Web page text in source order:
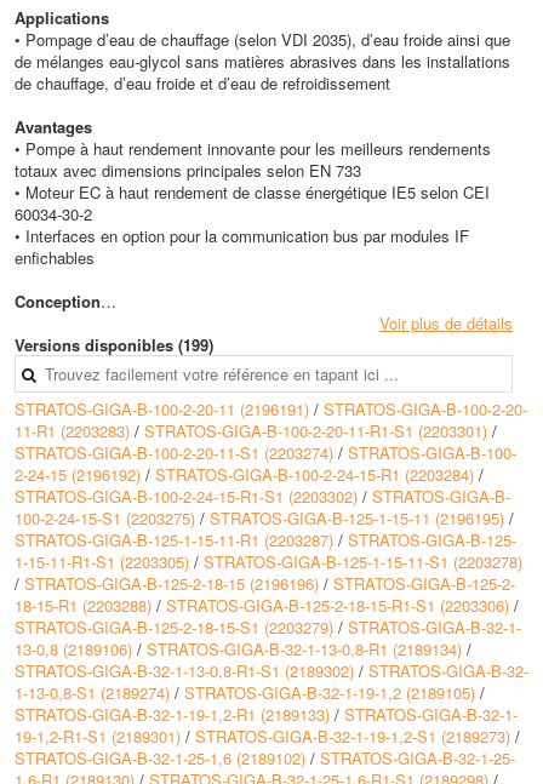
Applications
• Pompage d’eau de chauffage (selon VDI 2035), d’eau froide ainsi que
de mélanges eau-glycol sans matières abrasives dans les installations
de chauffage, d’eau froide et d’eau de refroidissement
Avantages
• Pompe à haut rendement innovante pour les meilleurs rendements
totaux avec dimensions principales selon EN 733
• Moteur EC à haut rendement de classe énergétique IE5 selon CEI
60034-30-2
• Interfaces en option pour la communication bus par modules IF
enfichables
Conception
• Pompe monobloc à haut rendement avec moteur EC et adaptation
électronique des performances, construction à moteur ventilé
• Exécution en tant que pompe monocellulaire basse pression avec
raccord à bride et garniture mécanique
Caractéristiques techniques
• Pression de service max. : 16 bars
• Hauteur max (HMT) : 80 m
• Débit max : 340 m3/h
Voir plus de détails
Versions disponibles (199)
STRATOS-GIGA-B-100-2-20-11 (2196191) / STRATOS-GIGA-B-100-2-20-
11-R1 (2203283) / STRATOS-GIGA-B-100-2-20-11-R1-S1 (2203301) /
STRATOS-GIGA-B-100-2-20-11-S1 (2203274) / STRATOS-GIGA-B-100-
2-24-15 (2196192) / STRATOS-GIGA-B-100-2-24-15-R1 (2203284) /
STRATOS-GIGA-B-100-2-24-15-R1-S1 (2203302) / STRATOS-GIGA-B-
100-2-24-15-S1 (2203275) / STRATOS-GIGA-B-125-1-15-11 (2196195) /
STRATOS-GIGA-B-125-1-15-11-R1 (2203287) / STRATOS-GIGA-B-125-
1-15-11-R1-S1 (2203305) / STRATOS-GIGA-B-125-1-15-11-S1 (2203278)
/ STRATOS-GIGA-B-125-2-18-15 (2196196) / STRATOS-GIGA-B-125-2-
18-15-R1 (2203288) / STRATOS-GIGA-B-125-2-18-15-R1-S1 (2203306) /
STRATOS-GIGA-B-125-2-18-15-S1 (2203279) / STRATOS-GIGA-B-32-1-
13-0,8 (2189106) / STRATOS-GIGA-B-32-1-13-0,8-R1 (2189134) /
STRATOS-GIGA-B-32-1-13-0,8-R1-S1 (2189302) / STRATOS-GIGA-B-32-
1-13-0,8-S1 (2189274) / STRATOS-GIGA-B-32-1-19-1,2 (2189105) /
STRATOS-GIGA-B-32-1-19-1,2-R1 (2189133) / STRATOS-GIGA-B-32-1-
19-1,2-R1-S1 (2189301) / STRATOS-GIGA-B-32-1-19-1,2-S1 (2189273) /
STRATOS-GIGA-B-32-1-25-1,6 (2189102) / STRATOS-GIGA-B-32-1-25-